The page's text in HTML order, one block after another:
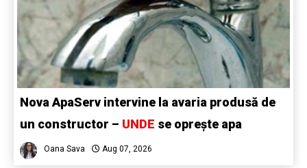
Nova ApaServ intervine la avaria produsă de
un constructor – UNDE se oprește apa
Oana Sava Aug 07, 2026